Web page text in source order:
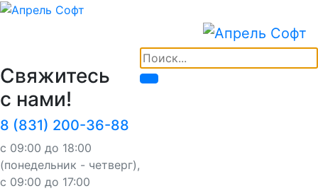
Свяжитесь
с нами!
8 (831) 200-36-88
с 09:00 до 18:00
(понедельник - четверг),
с 09:00 до 17:00